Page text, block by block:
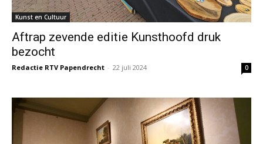
Kunst en Cultuur
Aftrap zevende editie Kunsthoofd druk
bezocht
Redactie RTV Papendrecht - 22 juli 2024 0